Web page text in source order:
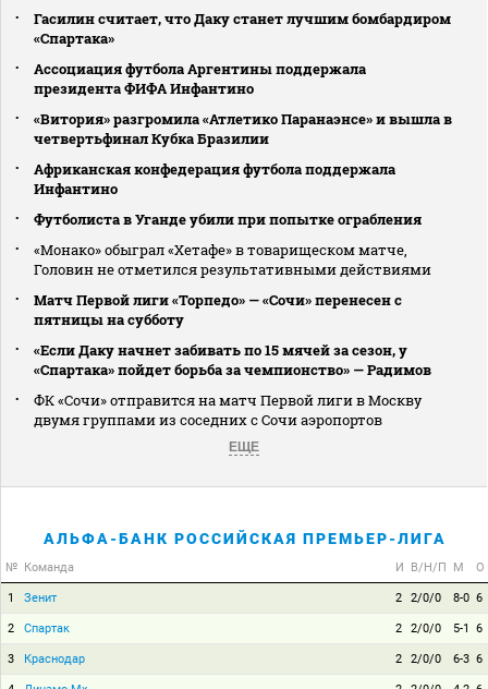
Гасилин считает, что Даку станет лучшим бомбардиром
«Спартака»
Ассоциация футбола Аргентины поддержала
президента ФИФА Инфантино
«Витория» разгромила «Атлетико Паранаэнсе» и вышла в
четвертьфинал Кубка Бразилии
Африканская конфедерация футбола поддержала
Инфантино
Футболиста в Уганде убили при попытке ограбления
«Монако» обыграл «Хетафе» в товарищеском матче,
Головин не отметился результативными действиями
Матч Первой лиги «Торпедо» — «Сочи» перенесен с
пятницы на субботу
«Если Даку начнет забивать по 15 мячей за сезон, у
«Спартака» пойдет борьба за чемпионство» — Радимов
ФК «Сочи» отправится на матч Первой лиги в Москву
двумя группами из соседних с Сочи аэропортов
ЕЩЕ
АЛЬФА-БАНК РОССИЙСКАЯ ПРЕМЬЕР-ЛИГА
№ Команда И В/Н/П М О
1 Зенит 2 2/0/0 8-0 6
2 Спартак 2 2/0/0 5-1 6
3 Краснодар 2 2/0/0 6-3 6